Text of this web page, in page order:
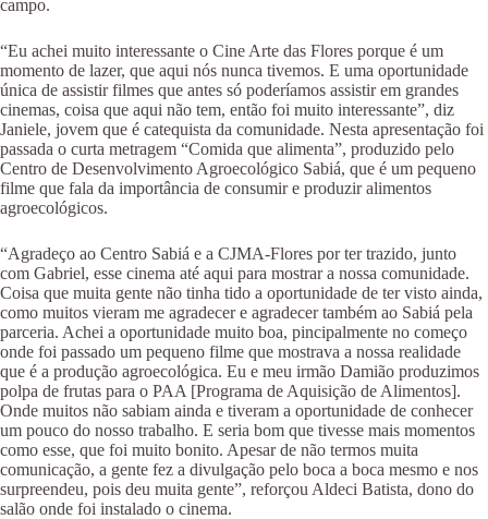
campo.
“Eu achei muito interessante o Cine Arte das Flores porque é um
momento de lazer, que aqui nós nunca tivemos. E uma oportunidade
única de assistir filmes que antes só poderíamos assistir em grandes
cinemas, coisa que aqui não tem, então foi muito interessante”, diz
Janiele, jovem que é catequista da comunidade. Nesta apresentação foi
passada o curta metragem “Comida que alimenta”, produzido pelo
Centro de Desenvolvimento Agroecológico Sabiá, que é um pequeno
filme que fala da importância de consumir e produzir alimentos
agroecológicos.
“Agradeço ao Centro Sabiá e a CJMA-Flores por ter trazido, junto
com Gabriel, esse cinema até aqui para mostrar a nossa comunidade.
Coisa que muita gente não tinha tido a oportunidade de ter visto ainda,
como muitos vieram me agradecer e agradecer também ao Sabiá pela
parceria. Achei a oportunidade muito boa, pincipalmente no começo
onde foi passado um pequeno filme que mostrava a nossa realidade
que é a produção agroecológica. Eu e meu irmão Damião produzimos
polpa de frutas para o PAA [Programa de Aquisição de Alimentos].
Onde muitos não sabiam ainda e tiveram a oportunidade de conhecer
um pouco do nosso trabalho. E seria bom que tivesse mais momentos
como esse, que foi muito bonito. Apesar de não termos muita
comunicação, a gente fez a divulgação pelo boca a boca mesmo e nos
surpreendeu, pois deu muita gente”, reforçou Aldeci Batista, dono do
salão onde foi instalado o cinema.